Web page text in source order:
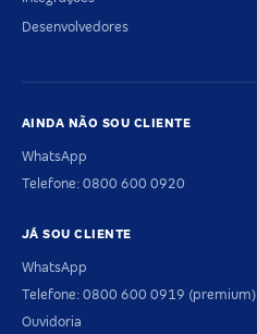
Desenvolvedores
AINDA NÃO SOU CLIENTE
WhatsApp
Telefone: 0800 600 0920
JÁ SOU CLIENTE
WhatsApp
Telefone: 0800 600 0919 (premium)
Ouvidoria